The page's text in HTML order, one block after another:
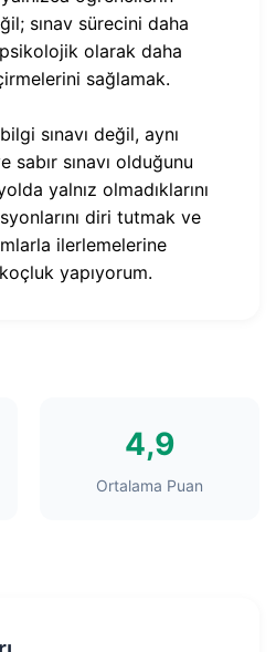
sınav sürecini daha
olarak daha
sağlamak.
sınavı değil, aynı
sınavı olduğunu
yalnız olmadıklarını
diri tutmak ve
ilerlemelerine
yapıyorum.
4,9
Ortalama Puan